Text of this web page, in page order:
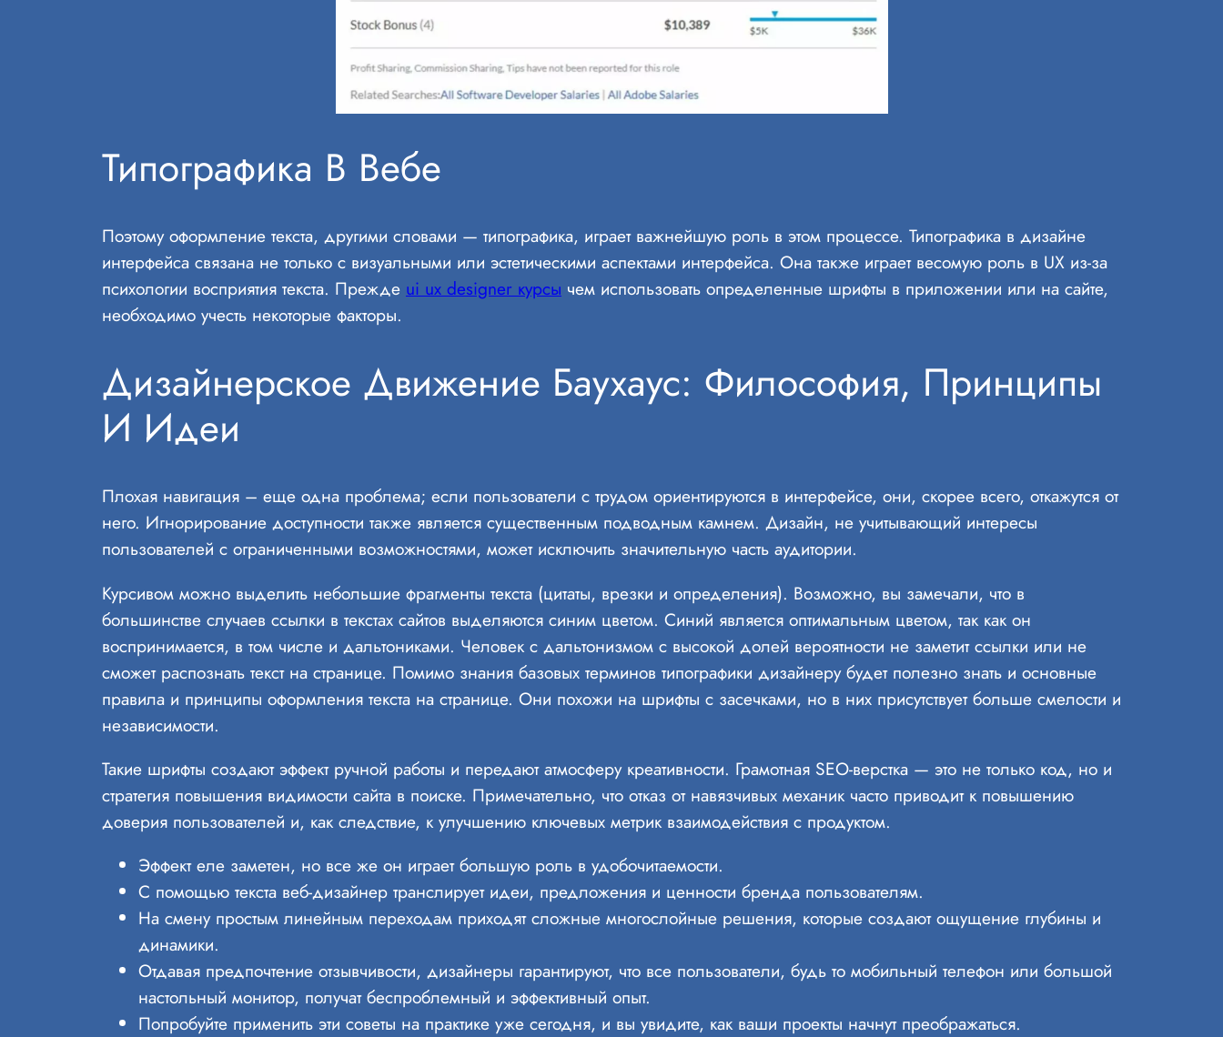
Типографика В Вебе
Поэтому оформление текста, другими словами — типографика, играет важнейшую роль в этом процессе. Типографика в дизайне
интерфейса связана не только с визуальными или эстетическими аспектами интерфейса. Она также играет весомую роль в UX из-за
психологии восприятия текста. Прежде ui ux designer курсы чем использовать определенные шрифты в приложении или на сайте,
необходимо учесть некоторые факторы.
Дизайнерское Движение Баухаус: Философия, Принципы
И Идеи
Плохая навигация – еще одна проблема; если пользователи с трудом ориентируются в интерфейсе, они, скорее всего, откажутся от
него. Игнорирование доступности также является существенным подводным камнем. Дизайн, не учитывающий интересы
пользователей с ограниченными возможностями, может исключить значительную часть аудитории.
Курсивом можно выделить небольшие фрагменты текста (цитаты, врезки и определения). Возможно, вы замечали, что в
большинстве случаев ссылки в текстах сайтов выделяются синим цветом. Синий является оптимальным цветом, так как он
воспринимается, в том числе и дальтониками. Человек с дальтонизмом с высокой долей вероятности не заметит ссылки или не
сможет распознать текст на странице. Помимо знания базовых терминов типографики дизайнеру будет полезно знать и основные
правила и принципы оформления текста на странице. Они похожи на шрифты с засечками, но в них присутствует больше смелости и
независимости.
Такие шрифты создают эффект ручной работы и передают атмосферу креативности. Грамотная SEO-верстка — это не только код, но и
стратегия повышения видимости сайта в поиске. Примечательно, что отказ от навязчивых механик часто приводит к повышению
доверия пользователей и, как следствие, к улучшению ключевых метрик взаимодействия с продуктом.
Эффект еле заметен, но все же он играет большую роль в удобочитаемости.
С помощью текста веб-дизайнер транслирует идеи, предложения и ценности бренда пользователям.
На смену простым линейным переходам приходят сложные многослойные решения, которые создают ощущение глубины и
динамики.
Отдавая предпочтение отзывчивости, дизайнеры гарантируют, что все пользователи, будь то мобильный телефон или большой
настольный монитор, получат беспроблемный и эффективный опыт.
Попробуйте применить эти советы на практике уже сегодня, и вы увидите, как ваши проекты начнут преображаться.